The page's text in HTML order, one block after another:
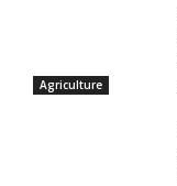
Agriculture